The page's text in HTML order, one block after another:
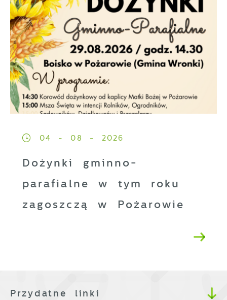
04 - 08 - 2026
Dożynki gminno-
parafialne w tym roku
zagoszczą w Pożarowie
Przydatne linki